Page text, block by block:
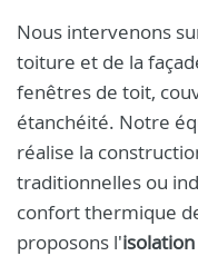
Nous intervenons
toiture et de la
fenêtres de toit,
étanchéité. Notre
réalise la
traditionnelles ou
confort thermique
proposons l'